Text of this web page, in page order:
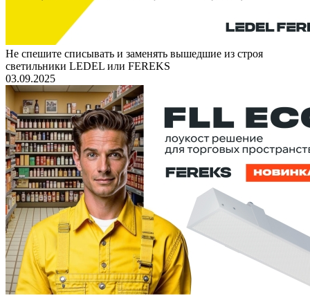
Не спешите списывать и заменять вышедшие из строя
светильники LEDEL или FEREKS
03.09.2025